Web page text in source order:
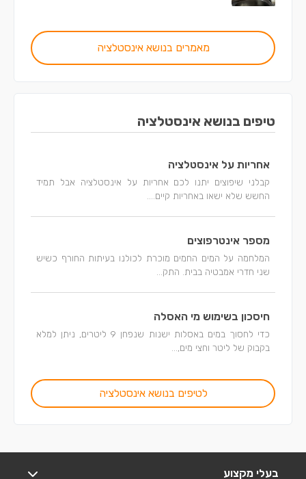
מאמרים בנושא אינסטלציה
טיפים בנושא אינסטלציה
אחריות על אינסטלציה
קבלני שיפוצים יתנו לכם אחריות על אינסטלציה אבל תמיד
החשש שלא ישאו באחריות קיים....
מספר אינטרפוצים
המלחמה על המים החמים מוכרת לכולנו בעיתות החורף כשיש
שני חדרי אמבטיה בבית. התק...
חיסכון בשימוש מי האסלה
כדי לחסוך במים באסלות ישנות שנפחן 9 ליטרים, ניתן למלא
בקבוק של ליטר וחצי מים,...
לטיפים בנושא אינסטלציה
בעלי מקצוע